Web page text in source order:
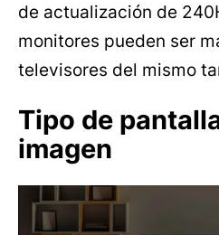
de actualización de
monitores pueden ser
televisores del mismo
Tipo de
imagen